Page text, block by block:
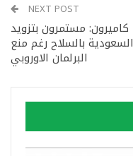
NEXT POST
كاميرون: مستمرون بتزويد
السعودية بالسلاح رغم منع
البرلمان الاوروبي